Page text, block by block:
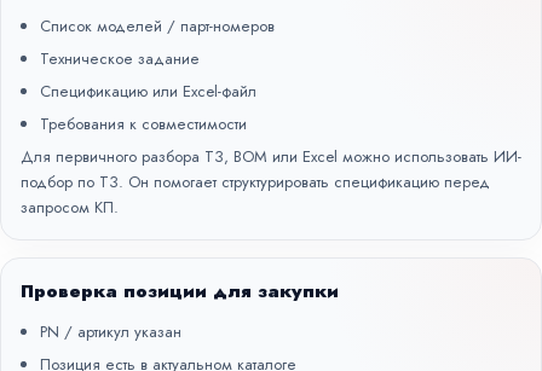
Список моделей / парт-номеров
Техническое задание
Спецификацию или Excel-файл
Требования к совместимости
Для первичного разбора ТЗ, BOM или Excel можно использовать ИИ-
подбор по ТЗ. Он помогает структурировать спецификацию перед
запросом КП.
Проверка позиции для закупки
PN / артикул указан
Позиция есть в актуальном каталоге